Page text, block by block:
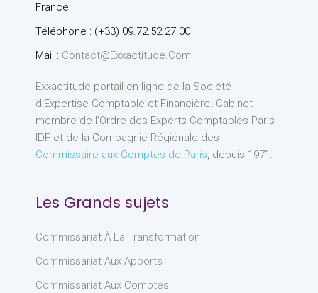
France
Téléphone : (+33) 09.72.52.27.00
Mail : Contact@exxactitude.com
Exxactitude portail en ligne de la Société
d’Expertise Comptable et Financière. Cabinet
membre de l’Ordre des Experts Comptables Paris
IDF et de la Compagnie Régionale des
Commissaire aux Comptes de Paris, depuis 1971.
Les Grands sujets
Commissariat À La Transformation
Commissariat Aux Apports
Commissariat Aux Comptes